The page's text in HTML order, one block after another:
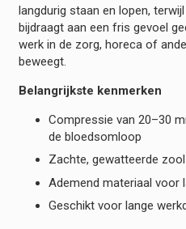
langdurig staan en lopen,
bijdraagt aan een fris gevoel
werk in de zorg, horeca of
beweegt.
Belangrijkste kenmerken
Compressie van 20–30
de bloedsomloop
Zachte, gewatteerde
Ademend materiaal voor
Geschikt voor lange